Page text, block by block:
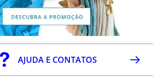
AJUDA E CONTATOS